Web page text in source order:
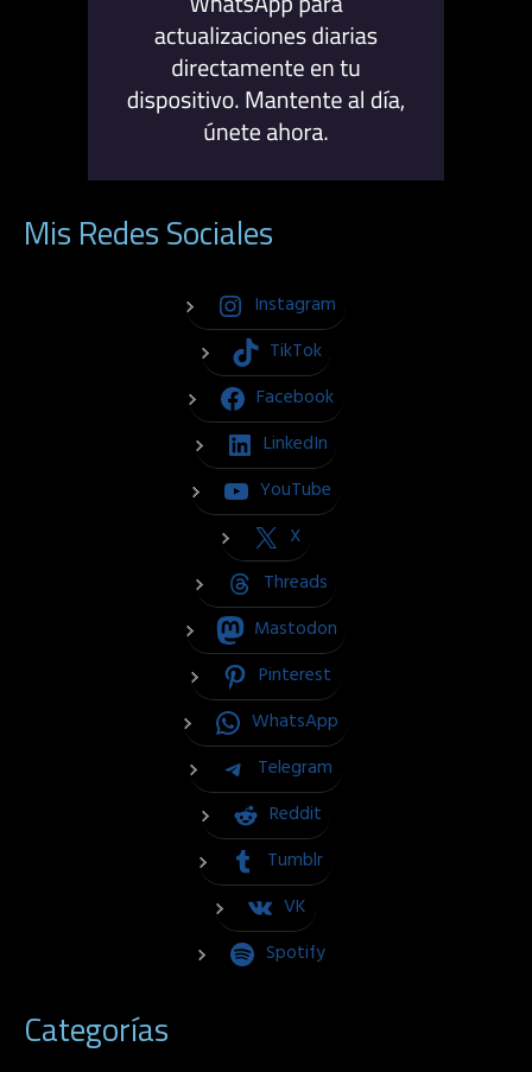
Mis Redes Sociales
Instagram
TikTok
Facebook
LinkedIn
YouTube
X
Threads
Mastodon
Pinterest
WhatsApp
Telegram
Reddit
Tumblr
VK
Spotify
Categorías